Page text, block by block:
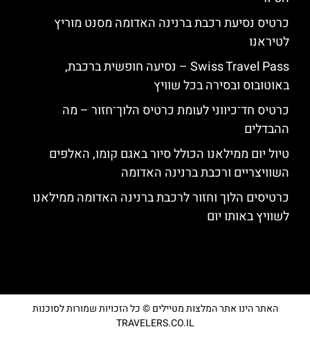
כרטיס נסיעת רכבת ברנינה האדומה מסנט מוריץ
לטיראנו
Swiss Travel Pass – נסיעה חופשית ברכבת,
באוטובוס ובסירה בכל שוויץ
כרטיס חד־כיווני לעומת כרטיס הלוך־חזור – מה
ההבדלים
טיול יום ממילאנו הכולל סיור באגם קומו, האלפים
השוויצריים ורכבת ברנינה האדומה
כרטיסים הלוך וחזור לרכבת ברנינה האדומה ממילאנו
לשוויץ באותו יום
האתר הינו אתר המלצות מטיילים © כל הזכויות שמורות לסוכנות
TRAVELERS.CO.IL